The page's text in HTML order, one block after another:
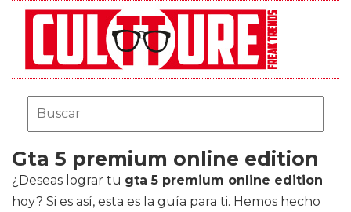
Gta 5 premium online edition
¿Deseas lograr tu gta 5 premium online edition
hoy? Si es así, esta es la guía para ti. Hemos hecho